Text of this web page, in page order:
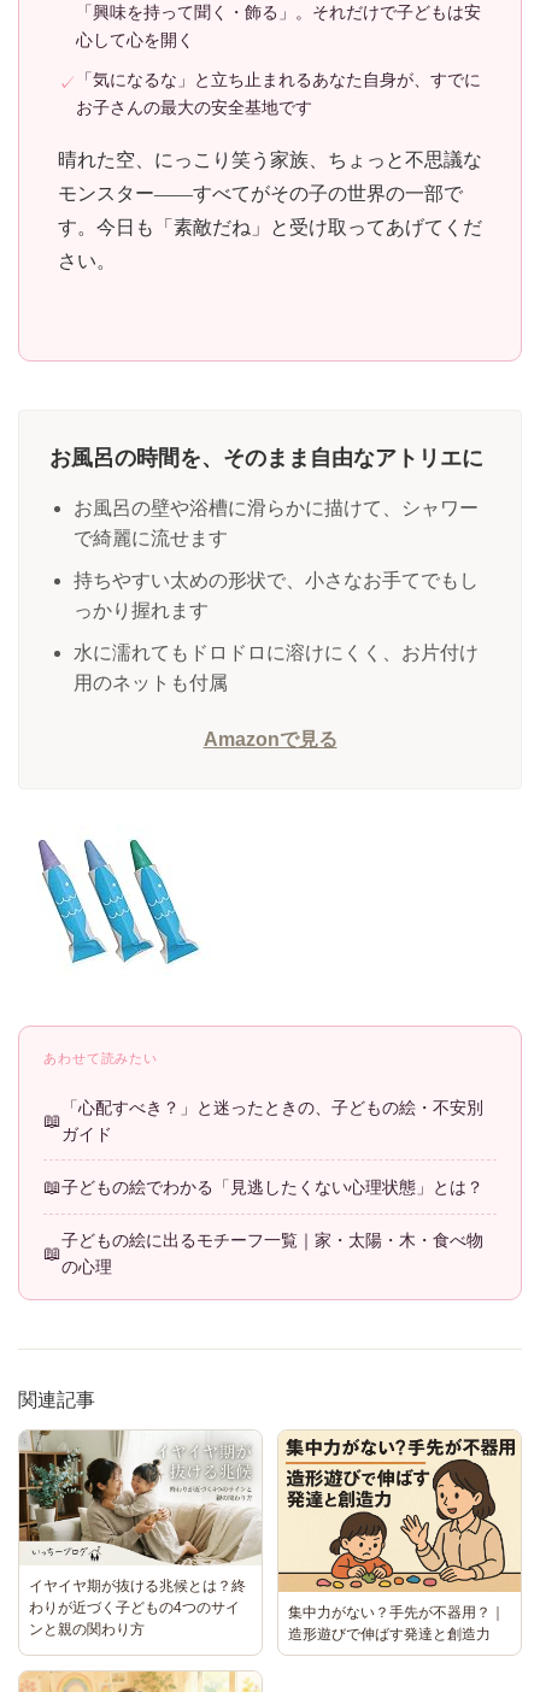
「興味を持って聞く・飾る」。それだけで子どもは安
心して心を開く
「気になるな」と立ち止まれるあなた自身が、すでに
お子さんの最大の安全基地です
晴れた空、にっこり笑う家族、ちょっと不思議な
モンスター——すべてがその子の世界の一部で
す。今日も「素敵だね」と受け取ってあげてくだ
さい。
お風呂の時間を、そのまま自由なアトリエに
お風呂の壁や浴槽に滑らかに描けて、シャワー
で綺麗に流せます
持ちやすい太めの形状で、小さなお手てでもし
っかり握れます
水に濡れてもドロドロに溶けにくく、お片付け
用のネットも付属
Amazonで見る
あわせて読みたい
「心配すべき？」と迷ったときの、子どもの絵・不安別
ガイド
子どもの絵でわかる「見逃したくない心理状態」とは？
子どもの絵に出るモチーフ一覧｜家・太陽・木・食べ物
の心理
関連記事
イヤイヤ期が抜ける兆候とは？終
わりが近づく子どもの4つのサイ
ンと親の関わり方
集中力がない？手先が不器用？｜
造形遊びで伸ばす発達と創造力